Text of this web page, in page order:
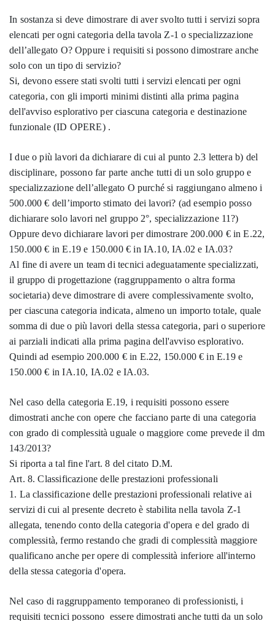
In sostanza si deve dimostrare di aver svolto tutti i servizi sopra
elencati per ogni categoria della tavola Z-1 o specializzazione
dell’allegato O? Oppure i requisiti si possono dimostrare anche
solo con un tipo di servizio?
Si, devono essere stati svolti tutti i servizi elencati per ogni
categoria, con gli importi minimi distinti alla prima pagina
dell'avviso esplorativo per ciascuna categoria e destinazione
funzionale (ID OPERE) .
I due o più lavori da dichiarare di cui al punto 2.3 lettera b) del
disciplinare, possono far parte anche tutti di un solo gruppo e
specializzazione dell’allegato O purché si raggiungano almeno i
500.000 € dell’importo stimato dei lavori? (ad esempio posso
dichiarare solo lavori nel gruppo 2°, specializzazione 11?)
Oppure devo dichiarare lavori per dimostrare 200.000 € in E.22,
150.000 € in E.19 e 150.000 € in IA.10, IA.02 e IA.03?
Al fine di avere un team di tecnici adeguatamente specializzati,
il gruppo di progettazione (raggruppamento o altra forma
societaria) deve dimostrare di avere complessivamente svolto,
per ciascuna categoria indicata, almeno un importo totale, quale
somma di due o più lavori della stessa categoria, pari o superiore
ai parziali indicati alla prima pagina dell'avviso esplorativo.
Quindi ad esempio 200.000 € in E.22, 150.000 € in E.19 e
150.000 € in IA.10, IA.02 e IA.03.
Nel caso della categoria E.19, i requisiti possono essere
dimostrati anche con opere che facciano parte di una categoria
con grado di complessità uguale o maggiore come prevede il dm
143/2013?
Si riporta a tal fine l'art. 8 del citato D.M.
Art. 8. Classificazione delle prestazioni professionali
1. La classificazione delle prestazioni professionali relative ai
servizi di cui al presente decreto è stabilita nella tavola Z-1
allegata, tenendo conto della categoria d'opera e del grado di
complessità, fermo restando che gradi di complessità maggiore
qualificano anche per opere di complessità inferiore all'interno
della stessa categoria d'opera.
Nel caso di raggruppamento temporaneo di professionisti, i
requisiti tecnici possono essere dimostrati anche tutti da un solo